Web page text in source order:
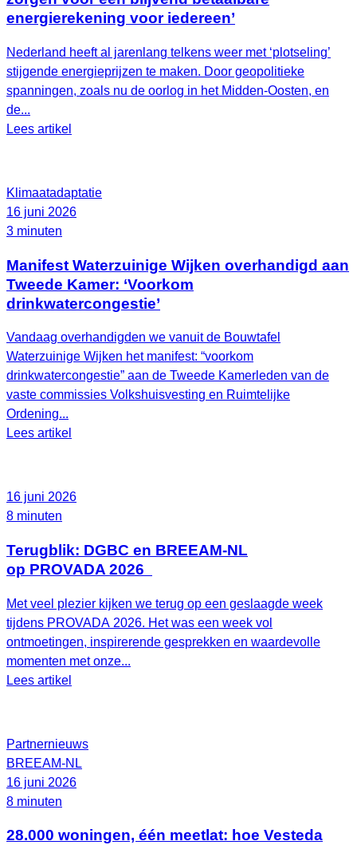
energierekening voor iedereen’
Nederland heeft al jarenlang telkens weer met ‘plotseling’
stijgende energieprijzen te maken. Door geopolitieke
spanningen, zoals nu de oorlog in het Midden-Oosten, en
de...
Lees artikel
Klimaatadaptatie
16 juni 2026
3 minuten
Manifest Waterzuinige Wijken overhandigd aan
Tweede Kamer: ‘Voorkom
drinkwatercongestie’
Vandaag overhandigden we vanuit de Bouwtafel
Waterzuinige Wijken het manifest: “voorkom
drinkwatercongestie” aan de Tweede Kamerleden van de
vaste commissies Volkshuisvesting en Ruimtelijke
Ordening...
Lees artikel
16 juni 2026
8 minuten
Terugblik: DGBC en BREEAM-NL
op PROVADA 2026
Met veel plezier kijken we terug op een geslaagde week
tijdens PROVADA 2026. Het was een week vol
ontmoetingen, inspirerende gesprekken en waardevolle
momenten met onze...
Lees artikel
Partnernieuws
BREEAM-NL
16 juni 2026
8 minuten
28.000 woningen, één meetlat: hoe Vesteda